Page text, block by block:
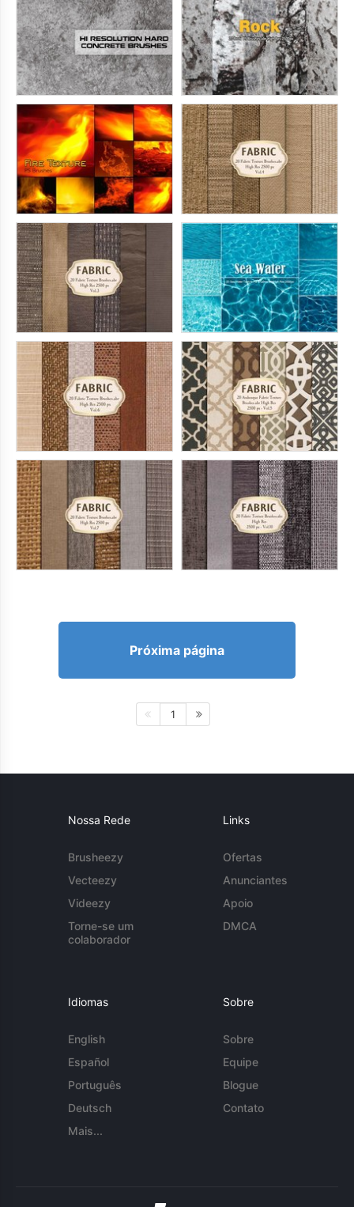
Próxima página
1
Nossa Rede
Brusheezy
Vecteezy
Videezy
Torne-se um
colaborador
Links
Ofertas
Anunciantes
Apoio
DMCA
Idiomas
English
Español
Português
Deutsch
Mais...
Sobre
Sobre
Equipe
Blogue
Contato